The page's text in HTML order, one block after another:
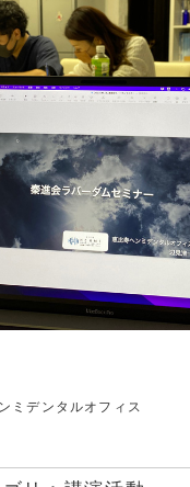
ミデンタルオフィス